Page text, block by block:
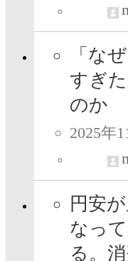
「な
すぎ
のか
2025年
円安
なっ
る。